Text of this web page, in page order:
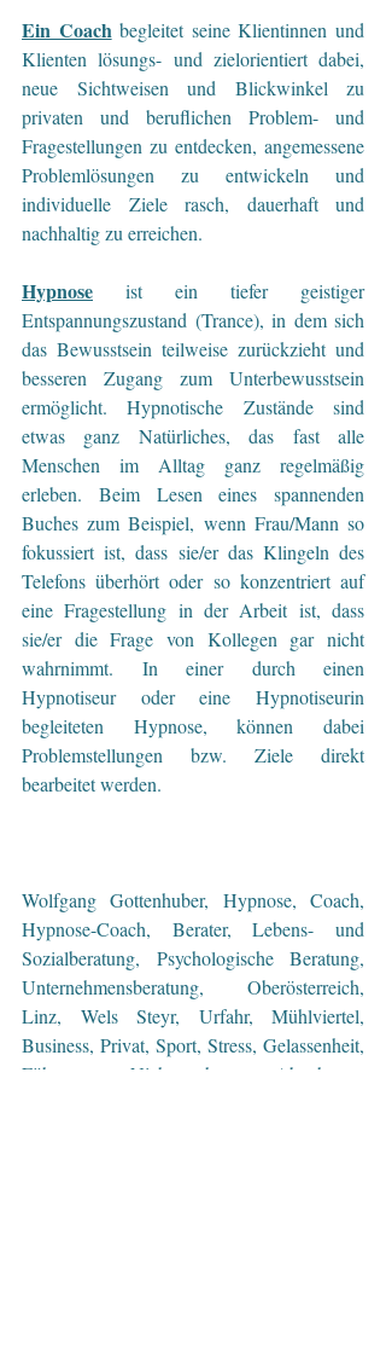
Ein Coach begleitet seine Klientinnen und
Klienten lösungs- und zielorientiert dabei,
neue Sichtweisen und Blickwinkel zu
privaten und beruflichen Problem- und
Fragestellungen zu entdecken, angemessene
Problemlösungen zu entwickeln und
individuelle Ziele rasch, dauerhaft und
nachhaltig zu erreichen.
Hypnose ist ein tiefer geistiger
Entspannungszustand (Trance), in dem sich
das Bewusstsein teilweise zurückzieht und
besseren Zugang zum Unterbewusstsein
ermöglicht. Hypnotische Zustände sind
etwas ganz Natürliches, das fast alle
Menschen im Alltag ganz regelmäßig
erleben. Beim Lesen eines spannenden
Buches zum Beispiel, wenn Frau/Mann so
fokussiert ist, dass sie/er das Klingeln des
Telefons überhört oder so konzentriert auf
eine Fragestellung in der Arbeit ist, dass
sie/er die Frage von Kollegen gar nicht
wahrnimmt. In einer durch einen
Hypnotiseur oder eine Hypnotiseurin
begleiteten Hypnose, können dabei
Problemstellungen bzw. Ziele direkt
bearbeitet werden.
Wolfgang Gottenhuber, Hypnose, Coach,
Hypnose-Coach, Berater, Lebens- und
Sozialberatung, Psychologische Beratung,
Unternehmensberatung, Oberösterreich,
Linz, Wels Steyr, Urfahr, Mühlviertel,
Business, Privat, Sport, Stress, Gelassenheit,
Führung, Nichtrauchen, Abnehmen,